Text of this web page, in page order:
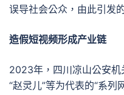
误导社会公众，由此引发
造假短视频形成产业链
2023年，四川凉山公安机
“赵灵儿”等为代表的“系